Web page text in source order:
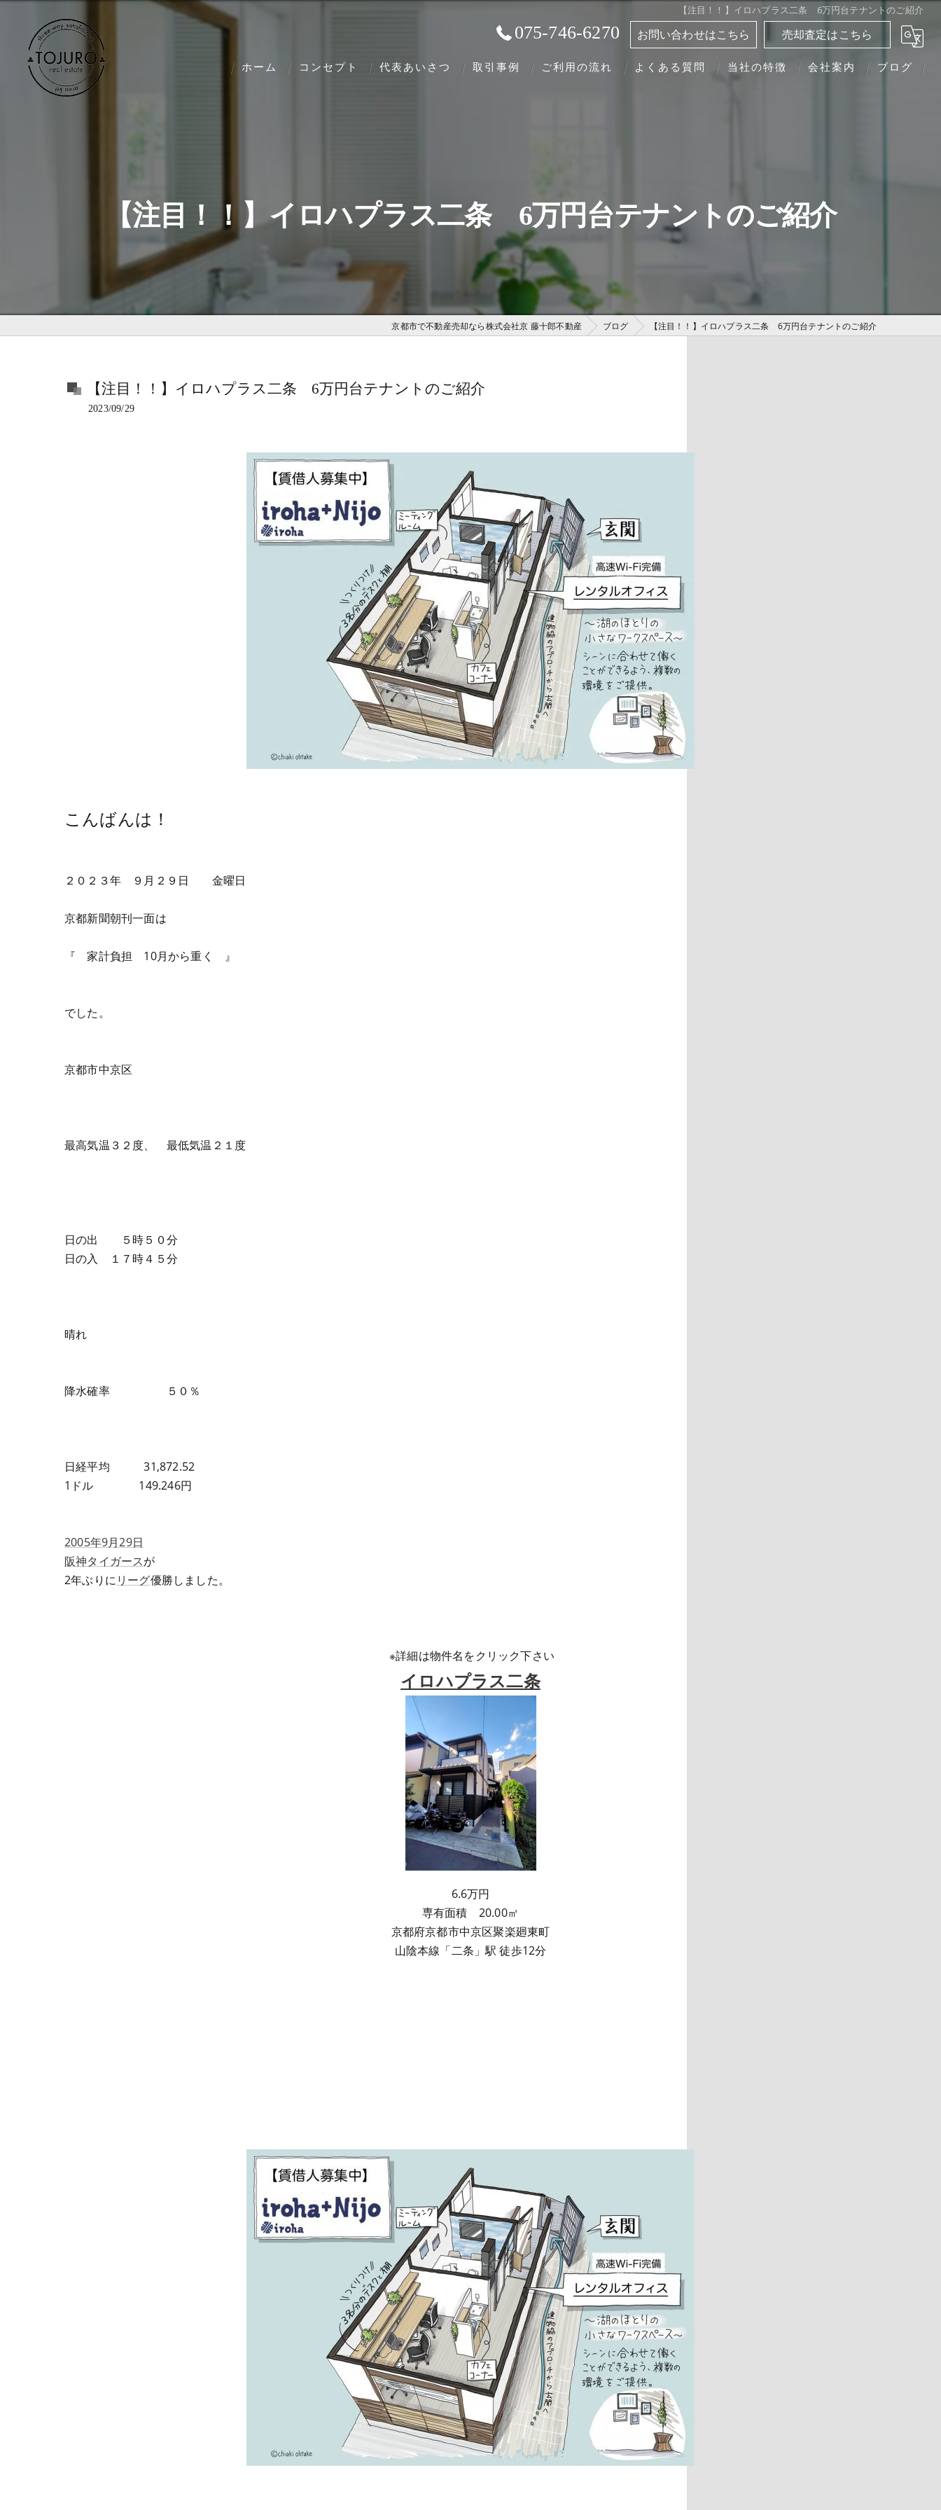
【注目！！】イロハプラス二条 6万円台テナントのご紹介
075-746-6270 お問い合わせはこちら 売却査定はこちら
ホーム コンセプト 代表あいさつ 取引事例 ご利用の流れ よくある質問 当社の特徴
転勤
会社案内 ブログ
【注目！！】イロハプラス二条 6万円台テナントのご紹介
京都市で不動産売却なら株式会社京 藤十郎不動産 ブログ 【注目！！】イロハプラス二条 6万円台テナントのご紹介
【注目！！】イロハプラス二条 6万円台テナントのご紹介
2023/09/29
こんばんは！
２０２３年 ９月２９日 金曜日
京都新聞朝刊一面は
『 家計負担 10月から重く 』
でした。
京都市中京区
最高気温３２度、 最低気温２１度
日の出 ５時５０分
日の入 １７時４５分
晴れ
降水確率 ５０％
日経平均 31,872.52
1ドル 149.246円
2005年9月29日
阪神タイガースが
2年ぶりにリーグ優勝しました。
※詳細は物件名をクリック下さい
イロハプラス二条
6.6万円
専有面積 20.00㎡
京都府京都市中京区聚楽廻東町
山陰本線「二条」駅 徒歩12分